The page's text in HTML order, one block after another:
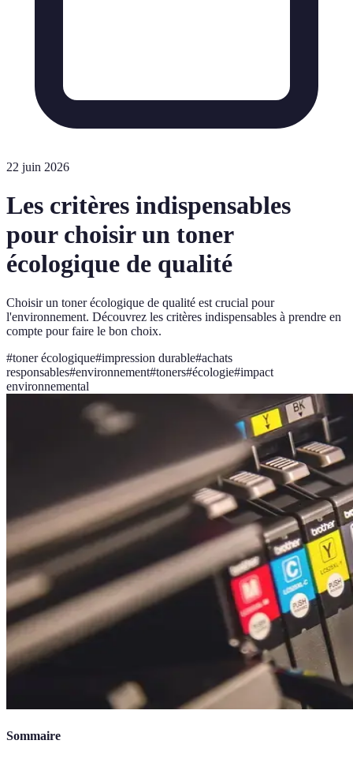
22 juin 2026
Les critères indispensables
pour choisir un toner
écologique de qualité
Choisir un toner écologique de qualité est crucial pour
l'environnement. Découvrez les critères indispensables à prendre en
compte pour faire le bon choix.
#toner écologique#impression durable#achats
responsables#environnement#toners#écologie#impact
environnemental
Sommaire